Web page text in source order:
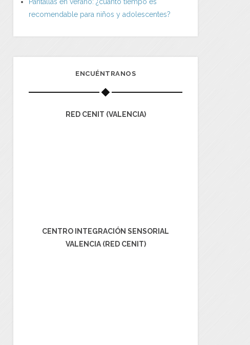
recomendable para niños y adolescentes?
ENCUÉNTRANOS
RED CENIT (VALENCIA)
CENTRO INTEGRACIÓN SENSORIAL
VALENCIA (RED CENIT)